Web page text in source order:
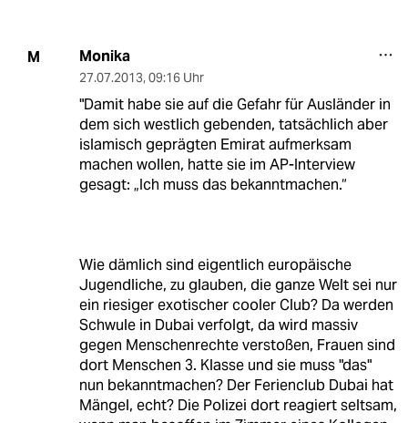
M Monika
27.07.2013, 09:16 Uhr
"Damit habe sie auf die Gefahr für Ausländer in
dem sich westlich gebenden, tatsächlich aber
islamisch geprägten Emirat aufmerksam
machen wollen, hatte sie im AP-Interview
gesagt: „Ich muss das bekanntmachen.“
Wie dämlich sind eigentlich europäische
Jugendliche, zu glauben, die ganze Welt sei nur
ein riesiger exotischer cooler Club? Da werden
Schwule in Dubai verfolgt, da wird massiv
gegen Menschenrechte verstoßen, Frauen sind
dort Menschen 3. Klasse und sie muss "das"
nun bekanntmachen? Der Ferienclub Dubai hat
Mängel, echt? Die Polizei dort reagiert seltsam,